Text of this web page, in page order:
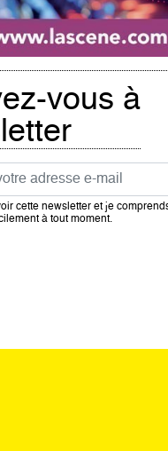
vous à
cette newsletter et je
à tout moment.